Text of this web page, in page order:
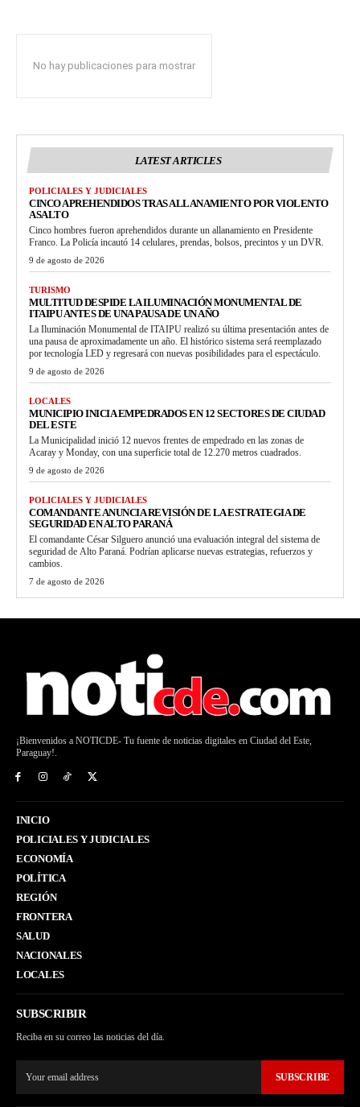
No hay publicaciones para mostrar
LATEST ARTICLES
POLICIALES Y JUDICIALES
CINCO APREHENDIDOS TRAS ALLANAMIENTO POR VIOLENTO
ASALTO
Cinco hombres fueron aprehendidos durante un allanamiento en Presidente
Franco. La Policía incautó 14 celulares, prendas, bolsos, precintos y un DVR.
9 de agosto de 2026
TURISMO
MULTITUD DESPIDE LA ILUMINACIÓN MONUMENTAL DE
ITAIPU ANTES DE UNA PAUSA DE UN AÑO
La Iluminación Monumental de ITAIPU realizó su última presentación antes de
una pausa de aproximadamente un año. El histórico sistema será reemplazado
por tecnología LED y regresará con nuevas posibilidades para el espectáculo.
9 de agosto de 2026
LOCALES
MUNICIPIO INICIA EMPEDRADOS EN 12 SECTORES DE CIUDAD
DEL ESTE
La Municipalidad inició 12 nuevos frentes de empedrado en las zonas de
Acaray y Monday, con una superficie total de 12.270 metros cuadrados.
9 de agosto de 2026
POLICIALES Y JUDICIALES
COMANDANTE ANUNCIA REVISIÓN DE LA ESTRATEGIA DE
SEGURIDAD EN ALTO PARANÁ
El comandante César Silguero anunció una evaluación integral del sistema de
seguridad de Alto Paraná. Podrían aplicarse nuevas estrategias, refuerzos y
cambios.
7 de agosto de 2026
¡Bienvenidos a NOTICDE- Tu fuente de noticias digitales en Ciudad del Este,
Paraguay!.
INICIO
POLICIALES Y JUDICIALES
ECONOMÍA
POLÍTICA
REGIÓN
FRONTERA
SALUD
NACIONALES
LOCALES
SUBSCRIBIR
Reciba en su correo las noticias del día.
SUBSCRIBE